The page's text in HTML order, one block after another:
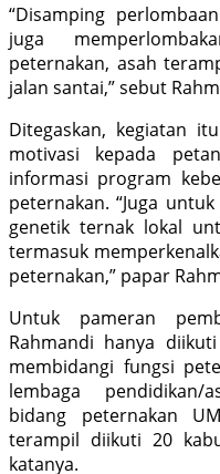
“Disamping
juga
peternakan, asah
jalan santai,” sebut
Ditegaskan, kegiatan
motivasi kepada
informasi program
peternakan. “Juga
genetik ternak lokal
termasuk
peternakan,” papar
Untuk pameran
Rahmandi hanya
membidangi fungsi
lembaga pendidikan/
bidang peternakan
terampil diikuti 20
katanya.